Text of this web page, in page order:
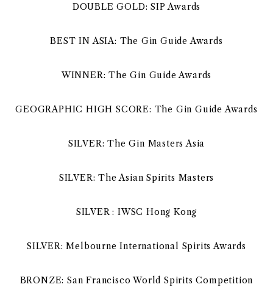
DOUBLE GOLD: SIP Awards
BEST IN ASIA: The Gin Guide Awards
WINNER: The Gin Guide Awards
GEOGRAPHIC HIGH SCORE: The Gin Guide Awards
SILVER: The Gin Masters Asia
SILVER: The Asian Spirits Masters
SILVER : IWSC Hong Kong
SILVER: Melbourne International Spirits Awards
BRONZE: San Francisco World Spirits Competition